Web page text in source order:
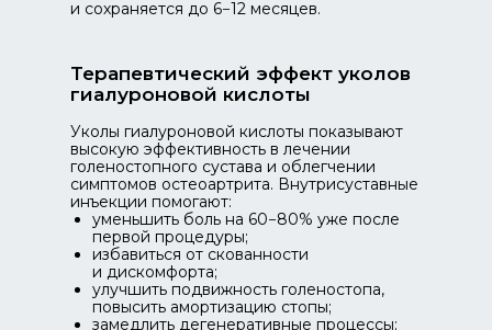
и сохраняется до 6−12 месяцев.
Терапевтический эффект уколов
гиалуроновой кислоты
Уколы гиалуроновой кислоты показывают
высокую эффективность в лечении
голеностопного сустава и облегчении
симптомов остеоартрита. Внутрисуставные
инъекции помогают:
уменьшить боль на 60−80% уже после
первой процедуры;
избавиться от скованности
и дискомфорта;
улучшить подвижность голеностопа,
повысить амортизацию стопы;
замедлить дегенеративные процессы;